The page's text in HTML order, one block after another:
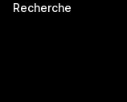
Recherche